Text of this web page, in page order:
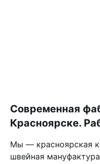
Современная
Красноярске.
Мы — красноярская
швейная